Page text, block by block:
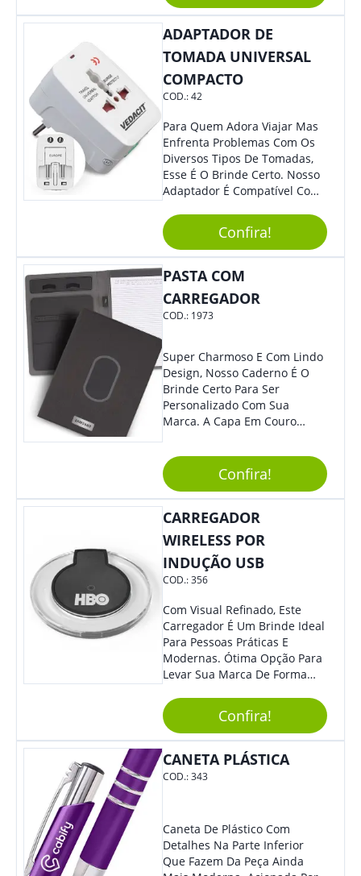
ADAPTADOR DE
TOMADA UNIVERSAL
COMPACTO
COD.:42
Para Quem Adora Viajar Mas
Enfrenta Problemas Com Os
Diversos Tipos De Tomadas,
Esse É O Brinde Certo. Nosso
Adaptador É Compatível Com
Diferentes Países E Com
Todas As Tensões. Em
Tamanho Compacto, É
Perfeito Para Carregar Na
Praticidade Que Todos
Precisam Em Apenas Um
Personalize-O Com Sua Marca
E Ofereça A Seus Clientes E
Colaboradores. Útil E
Funcional, Com Certeza Todo
Mundo Irá Amar.
Confira!
PASTA COM
CARREGADOR
COD.: 1973
Super Charmoso E Com Lindo
Design, Nosso Caderno É O
Brinde Certo Para Ser
Personalizado Com Sua
Marca. A Capa Em Couro
Elástico Permite Maior
Segurança Ao Carregá-Lo.
Ofereça A Seus Clientes E
Colaboradores, Sem Dúvidas
Eles Irão Adorar.
Confira!
CARREGADOR
WIRELESS POR
INDUÇÃO USB
COD.:356
Com Visual Refinado, Este
Carregador É Um Brinde Ideal
Para Pessoas Práticas E
Modernas. Ótima Opção Para
Levar Sua Marca De Forma
Sua Empresa Em Eventos,
Reuniões Corporativas Ou Até
Mesmo Para Presentear
Colaboradores E Parceiros De
Sua Empresa.
Confira!
CANETA PLÁSTICA
COD.:343
Caneta De Plástico Com
Detalhes Na Parte Inferior
Que Fazem Da Peça Ainda